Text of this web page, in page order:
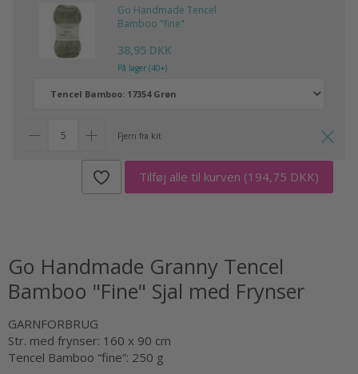
Go Handmade Tencel
Bamboo "fine"
38,95 DKK
På lager (40+)
Fjern fra kit
Tilføj alle til kurven (194,75 DKK)
Go Handmade Granny Tencel
Bamboo "Fine" Sjal med Frynser
GARNFORBRUG
Str. med frynser: 160 x 90 cm
Tencel Bamboo “fine”: 250 g